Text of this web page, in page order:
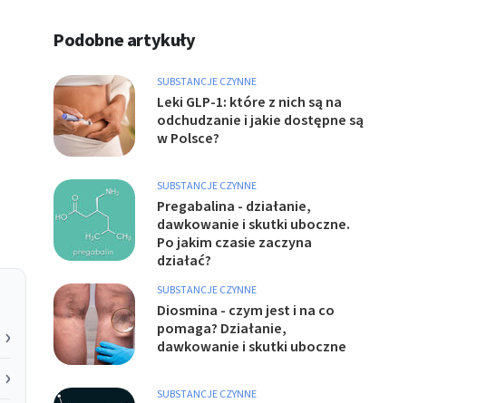
Podobne artykuły
SUBSTANCJE CZYNNE
Leki GLP-1: które z nich są na
odchudzanie i jakie dostępne są
w Polsce?
SUBSTANCJE CZYNNE
Pregabalina - działanie,
dawkowanie i skutki uboczne.
Po jakim czasie zaczyna
działać?
SUBSTANCJE CZYNNE
Diosmina - czym jest i na co
pomaga? Działanie,
dawkowanie i skutki uboczne
SUBSTANCJE CZYNNE